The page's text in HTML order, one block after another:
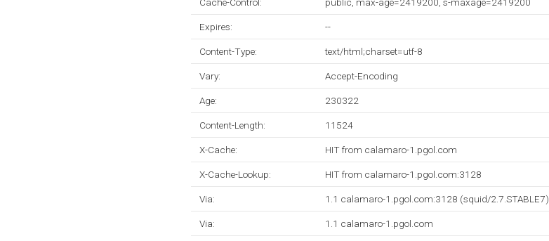
Expires: --
Content-Type: text/html;charset=utf-8
Vary: Accept-Encoding
Age: 230322
Content-Length: 11524
X-Cache: HIT from calamaro-1.pgol.com
X-Cache-Lookup: HIT from calamaro-1.pgol.com:3128
Via: 1.1 calamaro-1.pgol.com:3128 (squid/2.7.STABLE7)
Via: 1.1 calamaro-1.pgol.com